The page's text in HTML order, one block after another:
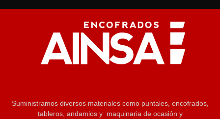
Suministramos diversos materiales como puntales, encofrados,
tableros, andamios y maquinaria de ocasión y